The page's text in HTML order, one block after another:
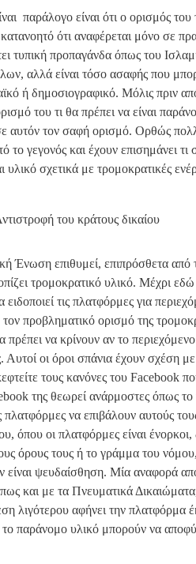
παράλογο είναι ότι ο ορισμός
ότι αναφέρεται μόνο σε
τυπική προπαγάνδα όπως του
αλλά είναι τόσο ασαφής που
ή δημοσιογραφικό. Μόλις πριν
του τι θα πρέπει να είναι
αυτόν τον σαφή ορισμό. Ορθώς
το γεγονός και έχουν επισημάνει
υλικό σχετικά με τρομοκρατικές
του κράτους δικαίου
επιθυμεί, επιπρόσθετα από
τρομοκρατικό υλικό. Μέχρι
ειδοποιεί τις πλατφόρμες για
προβληματικό ορισμό της
πρέπει να κρίνουν αν το
Αυτοί οι όροι σπάνια έχουν σχέση
τους κανόνες του Facebook
της θεωρεί ανάρμοστες όπως
πλατφόρμες να επιβάλουν αυτούς
όπου οι πλατφόρμες είναι
όρους τους ή το γράμμα του
είναι ψευδαίσθηση. Μία αναφορά
και με τα Πνευματικά
λιγότερου αφήνει την πλατφόρμα
το παράνομο υλικό μπορούν να